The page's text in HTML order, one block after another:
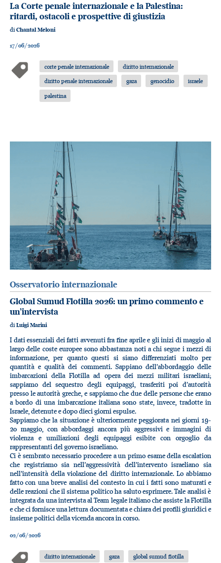
La Corte penale internazionale e la Palestina:
ritardi, ostacoli e prospettive di giustizia
diChantal Meloni
17/06/2026
corte penale internazionale
diritto internazionale
diritto penale internazionale
gaza genocidio
israele
palestina
Osservatorio internazionale
Global Sumud Flotilla 2026: un primo commento e
un’intervista
di Luigi Marini
I dati essenziali dei fatti avvenuti fra fine aprile e gli inizi di maggio al
largo delle coste europee sono abbastanza noti a chi segue i mezzi di
informazione, per quanto questi si siano differenziati molto per
quantità e qualità dei commenti. Sappiano dell’abbordaggio delle
imbarcazioni della Flotilla ad opera dei mezzi militari israeliani;
sappiamo del sequestro degli equipaggi, trasferiti poi d’autorità
presso le autorità greche, e sappiamo che due delle persone che erano
a bordo di una imbarcazione italiana sono state, invece, tradotte in
Israele, detenute e dopo dieci giorni espulse.
Sappiamo che la situazione è ulteriormente peggiorata nei giorni 19-
20 maggio, con abbordaggi ancora più aggressivi e immagini di
violenza e umiliazioni degli equipaggi esibite con orgoglio da
rappresentanti del governo israeliano.
Ci è sembrato necessario procedere a un primo esame della escalation
che registriamo sia nell’aggressività dell’intervento israeliano sia
nell’intensità della violazione del diritto internazionale. Lo abbiamo
fatto con una breve analisi del contesto in cui i fatti sono maturati e
delle reazioni che il sistema politico ha saluto esprimere. Tale analisi è
integrata da una intervista al Team legale italiano che assiste la Flotilla
e che ci fornisce una lettura documentata e chiara dei profili giuridici e
insieme politici della vicenda ancora in corso.
02/06/2026
diritto internazionale gaza
global sumud flotilla